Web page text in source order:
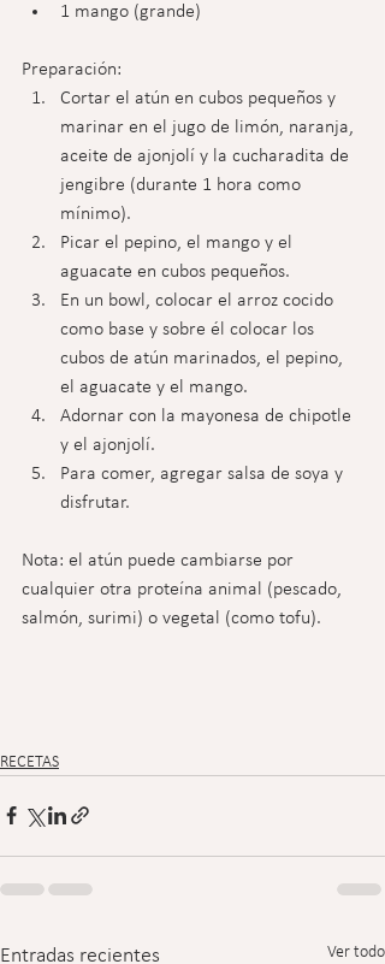
1 mango (grande)
Preparación:
Cortar el atún en cubos pequeños y
marinar en el jugo de limón, naranja,
aceite de ajonjolí y la cucharadita de
jengibre (durante 1 hora como
mínimo).
Picar el pepino, el mango y el
aguacate en cubos pequeños.
En un bowl, colocar el arroz cocido
como base y sobre él colocar los
cubos de atún marinados, el pepino,
el aguacate y el mango.
Adornar con la mayonesa de chipotle
y el ajonjolí.
Para comer, agregar salsa de soya y
disfrutar.
Nota: el atún puede cambiarse por
cualquier otra proteína animal (pescado,
salmón, surimi) o vegetal (como tofu).
RECETAS
Entradas recientes Ver todo